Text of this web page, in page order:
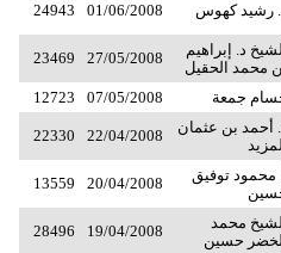
رشيد كهوس 01/06/2008
24943
الشيخ د. إبراهيم
محمد الحقيل
27/05/2008
23469
جمعة 07/05/2008
12723
أحمد بن عثمان
المزيد
22/04/2008
22330
محمود توفيق
20/04/2008
13559
الشيخ محمد
الخضر حسين
19/04/2008
28496